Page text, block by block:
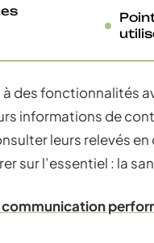
des fonctionnalités
informations de
leurs relevés
sur l’essentiel : la
communication